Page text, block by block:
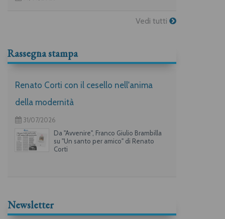
Vedi tutti
Rassegna stampa
Renato Corti con il cesello nell'anima
della modernità
31/07/2026
Da "Avvenire", Franco Giulio Brambilla
su "Un santo per amico" di Renato
Corti
Newsletter